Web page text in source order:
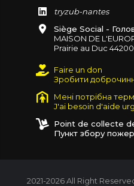
tryzub-nantes
Siège Social -
MAISON DE
Prairie au Duc
Faire un don
Зробити
Мені потрібна
J'ai besoin d'aide
Point de collecte
Пункт збору
2021-2026 All Right